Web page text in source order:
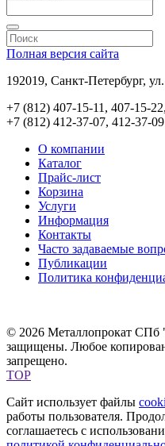
Полная версия сайта
192019, Санкт-Петербург,
+7 (812) 407-15-11, 407-15-22,
+7 (812) 412-37-07, 412-37-09
О компании
Каталог
Прайс-лист
Корзина
Услуги
Информация
Контакты
Часто задаваемые
Публикации
Политика
© 2026 Металлопрокат СПб
защищены. Любое
запрещено.
TOP
Сайт использует файлы
работы пользователя.
соглашаетесь с